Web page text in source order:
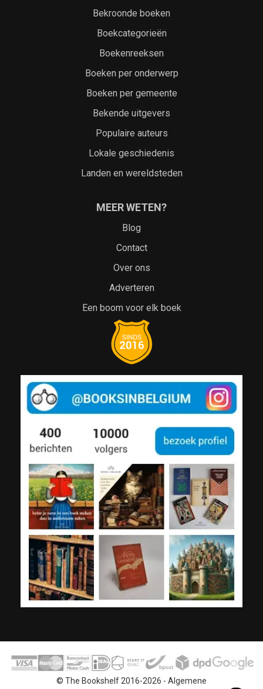
Bekroonde boeken
Boekcategorieën
Boekenreeksen
Boeken per onderwerp
Boeken per gemeente
Bekende uitgevers
Populaire auteurs
Lokale geschiedenis
Landen en wereldsteden
MEER WETEN?
Blog
Contact
Over ons
Adverteren
Een boom voor elk boek
© The Bookshelf 2016-2026 - Algemene